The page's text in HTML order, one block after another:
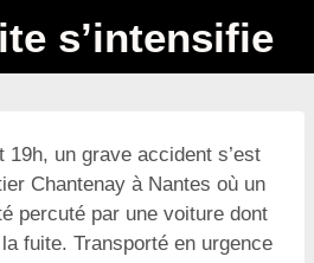
s’intensifie
19h, un grave accident s’est
Chantenay à Nantes où un
percuté par une voiture dont
fuite. Transporté en urgence